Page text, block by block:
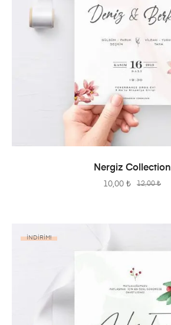
SEPETE EKLE
Nergiz Collection
12,00₺
10,00 ₺
İNDIRIM!